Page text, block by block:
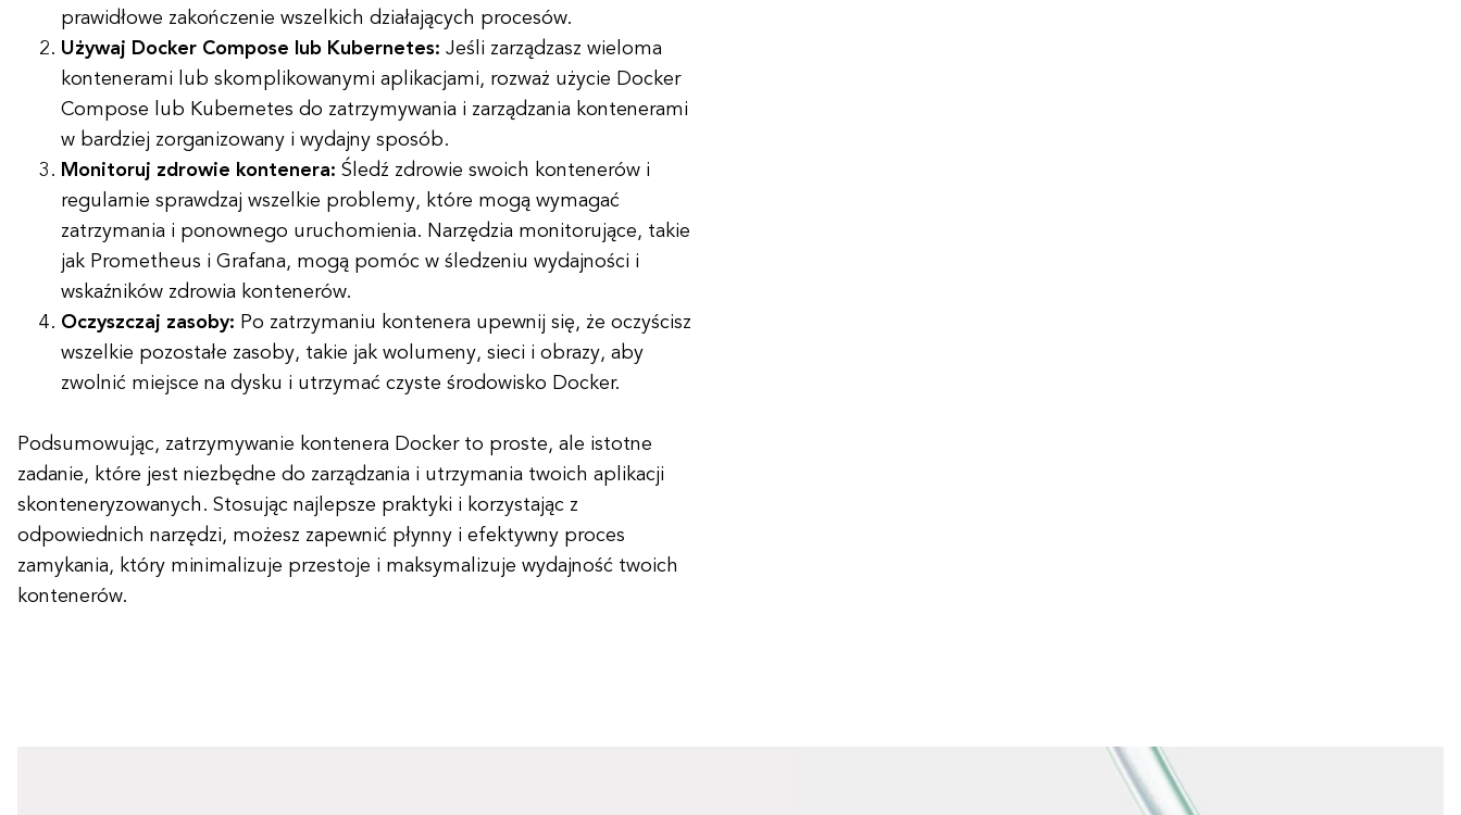
prawidłowe zakończenie wszelkich działających procesów.
Używaj Docker Compose lub Kubernetes: Jeśli zarządzasz wieloma
kontenerami lub skomplikowanymi aplikacjami, rozważ użycie Docker
Compose lub Kubernetes do zatrzymywania i zarządzania kontenerami
w bardziej zorganizowany i wydajny sposób.
Monitoruj zdrowie kontenera: Śledź zdrowie swoich kontenerów i
regularnie sprawdzaj wszelkie problemy, które mogą wymagać
zatrzymania i ponownego uruchomienia. Narzędzia monitorujące, takie
jak Prometheus i Grafana, mogą pomóc w śledzeniu wydajności i
wskaźników zdrowia kontenerów.
Oczyszczaj zasoby: Po zatrzymaniu kontenera upewnij się, że oczyścisz
wszelkie pozostałe zasoby, takie jak wolumeny, sieci i obrazy, aby
zwolnić miejsce na dysku i utrzymać czyste środowisko Docker.
Podsumowując, zatrzymywanie kontenera Docker to proste, ale istotne
zadanie, które jest niezbędne do zarządzania i utrzymania twoich aplikacji
skonteneryzowanych. Stosując najlepsze praktyki i korzystając z
odpowiednich narzędzi, możesz zapewnić płynny i efektywny proces
zamykania, który minimalizuje przestoje i maksymalizuje wydajność twoich
kontenerów.